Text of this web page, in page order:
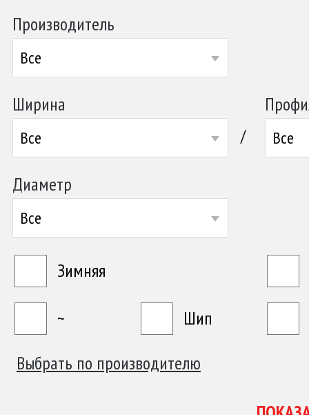
Производитель
Все
Ширина
Все / Все
Диаметр
Все
Зимняя
~
Шип
Выбрать по производителю